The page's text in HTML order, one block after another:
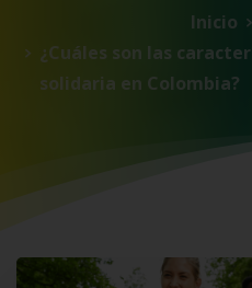
Inicio
¿Cuáles son las
solidaria en Colombia?